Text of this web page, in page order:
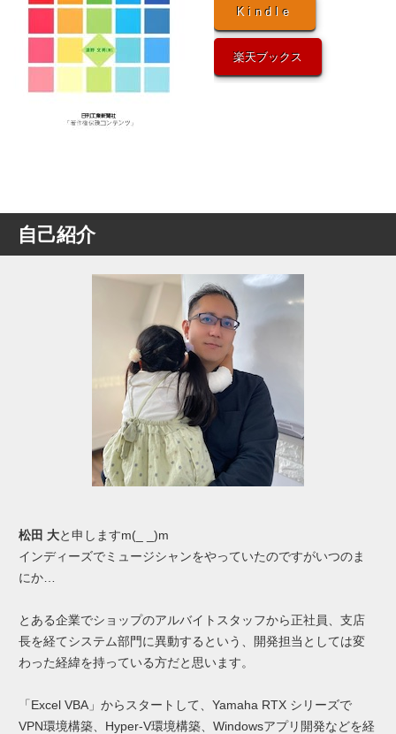
Kindle
楽天ブックス
自己紹介
松田 大と申しますm(_ _)m
インディーズでミュージシャンをやっていたのですがいつのま
にか…
とある企業でショップのアルバイトスタッフから正社員、支店
長を経てシステム部門に異動するという、開発担当としては変
わった経緯を持っている方だと思います。
「Excel VBA」からスタートして、Yamaha RTX シリーズで
VPN環境構築、Hyper-V環境構築、Windowsアプリ開発などを経